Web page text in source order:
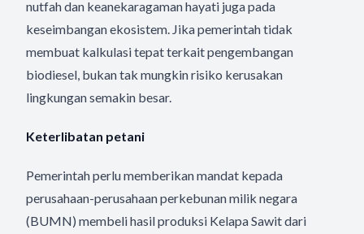
nutfah dan keanekaragaman hayati juga pada
keseimbangan ekosistem. Jika pemerintah tidak
membuat kalkulasi tepat terkait pengembangan
biodiesel, bukan tak mungkin risiko kerusakan
lingkungan semakin besar.
Keterlibatan petani
Pemerintah perlu memberikan mandat kepada
perusahaan-perusahaan perkebunan milik negara
(BUMN) membeli hasil produksi Kelapa Sawit dari